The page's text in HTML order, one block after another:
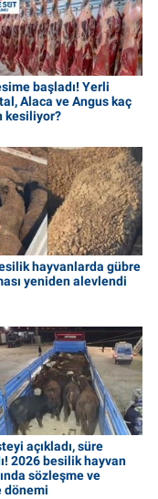
başladı! Yerli
Alaca ve Angus kaç
kesiliyor?
hayvanlarda gübre
yeniden alevlendi
açıkladı, süre
2026 besilik hayvan
sözleşme ve
dönemi